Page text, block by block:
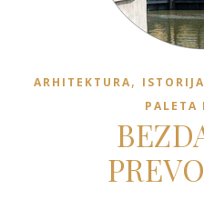
ARHITEKTURA, ISTORIJA
PALETA